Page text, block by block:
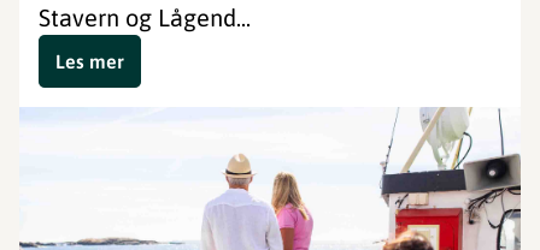
Stavern og Lågend...
Les mer